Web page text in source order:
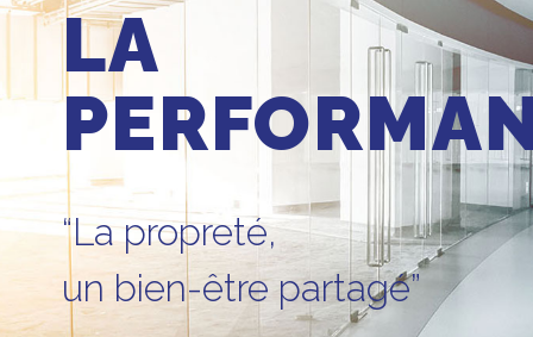
LA
“La propreté,
un bien-être partagé”